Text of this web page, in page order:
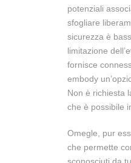
potenziali
sfogliare
sicurezza è
limitazione
fornisce
embody
Non è richiesta
che è possibile
Omegle, pur
che permette
sconosciuti da